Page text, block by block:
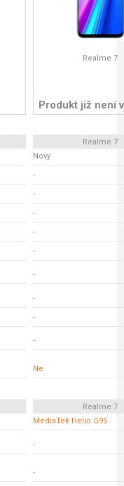
Realme 7
Produkt již není
Realme 7
Nový
-
-
-
-
-
-
-
-
-
Ne
Realme 7
MediaTek Helio G95
-
-